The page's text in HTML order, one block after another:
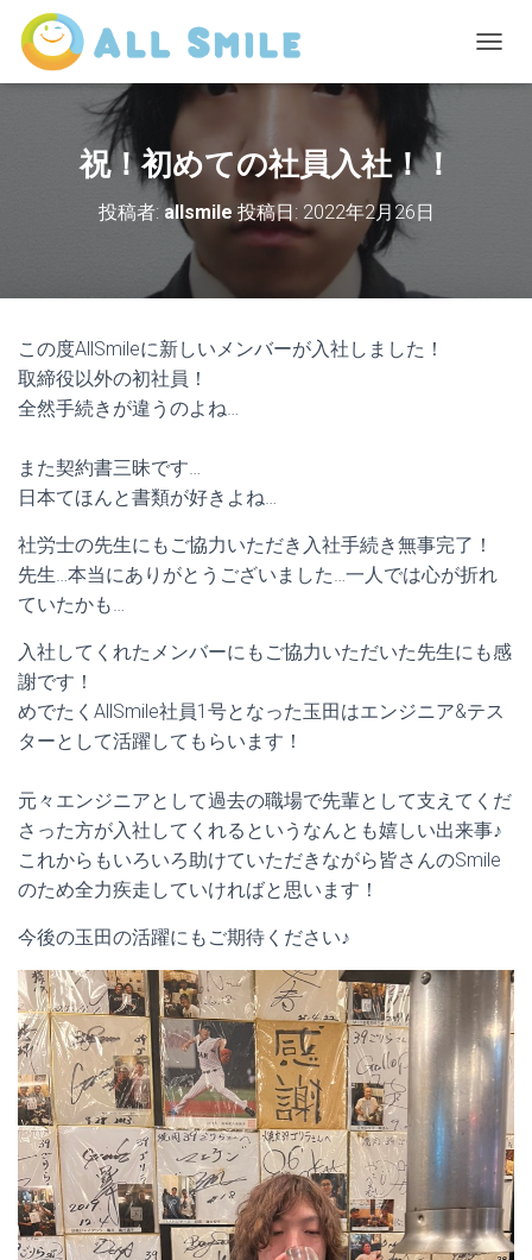
ビ
祝！初めての社員入社！！
投稿者: allsmile 投稿日: 2022年2月26日
この度AllSmileに新しいメンバーが入社しました！
取締役以外の初社員！
全然手続きが違うのよね…
また契約書三昧です…
日本てほんと書類が好きよね…
社労士の先生にもご協力いただき入社手続き無事完了！
先生…本当にありがとうございました…一人では心が折れ
ていたかも…
入社してくれたメンバーにもご協力いただいた先生にも感
謝です！
めでたくAllSmile社員1号となった玉田はエンジニア&テス
ターとして活躍してもらいます！
元々エンジニアとして過去の職場で先輩として支えてくだ
さった方が入社してくれるというなんとも嬉しい出来事♪
これからもいろいろ助けていただきながら皆さんのSmile
のため全力疾走していければと思います！
今後の玉田の活躍にもご期待ください♪